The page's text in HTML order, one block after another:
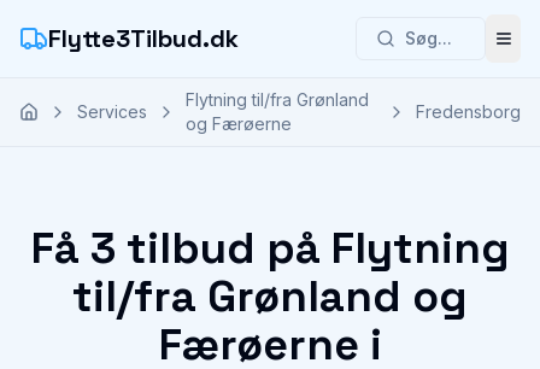
Flytte3Tilbud.dk Søg... Åbn
Services
Flytning til/fra Grønland
og Færøerne
Fredensborg
Få 3 tilbud på Flytning
til/fra Grønland og
Færøerne i